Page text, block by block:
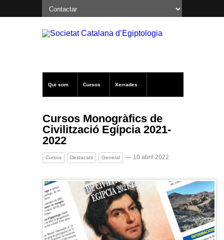
Qui som Cursos Xerrades
Publicacions Altres
Cursos Monogràfics de
Civilització Egípcia 2021-
2022
Cursos Destacats General — 10 abril 2022